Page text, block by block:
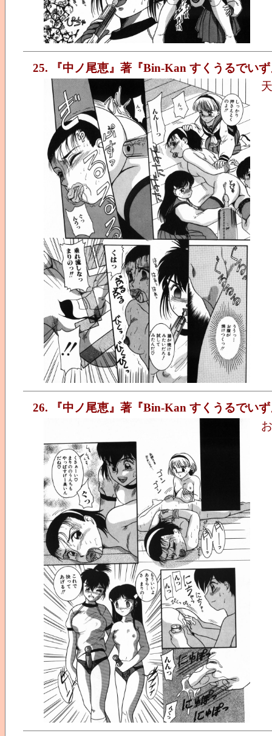
25. 『中ノ尾恵』著『Bin-Kan すくうるでい
26. 『中ノ尾恵』著『Bin-Kan すくうるでい